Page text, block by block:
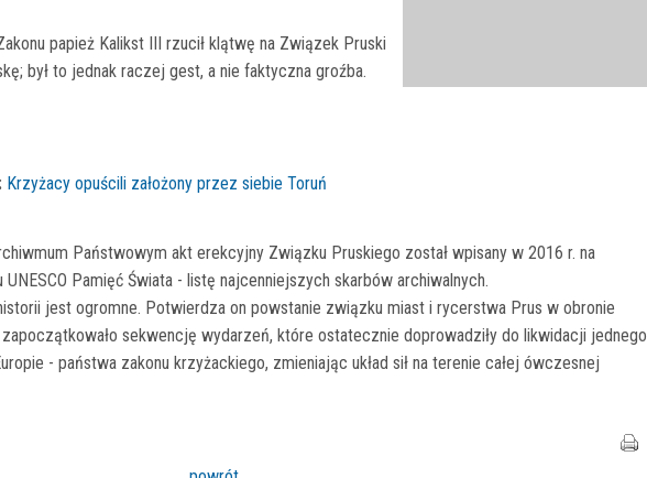
papież Kalikst III rzucił klątwę na Związek Pruski
był to jednak raczej gest, a nie faktyczna groźba.
Krzyżacy opuścili założony przez siebie Toruń
Państwowym akt erekcyjny Związku Pruskiego został wpisany w 2016 r. na
Pamięć Świata - listę najcenniejszych skarbów archiwalnych.
jest ogromne. Potwierdza on powstanie związku miast i rycerstwa Prus w obronie
sekwencję wydarzeń, które ostatecznie doprowadziły do likwidacji jednego
- państwa zakonu krzyżackiego, zmieniając układ sił na terenie całej ówczesnej